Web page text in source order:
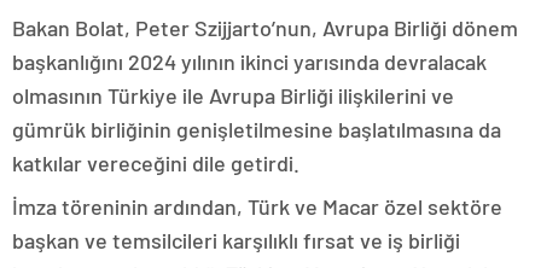
Bakan Bolat, Peter Szijjarto’nun, Avrupa Birliği dönem
başkanlığını 2024 yılının ikinci yarısında devralacak
olmasının Türkiye ile Avrupa Birliği ilişkilerini ve
gümrük birliğinin genişletilmesine başlatılmasına da
katkılar vereceğini dile getirdi.
İmza töreninin ardından, Türk ve Macar özel sektöre
başkan ve temsilcileri karşılıklı fırsat ve iş birliği